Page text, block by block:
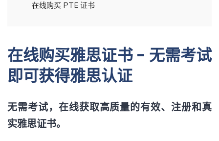
在线购买 PTE 证书
在线购买雅思证书 - 无需考试
即可获得雅思认证
无需考试，在线获取高质量的有效、注册和真
实雅思证书。